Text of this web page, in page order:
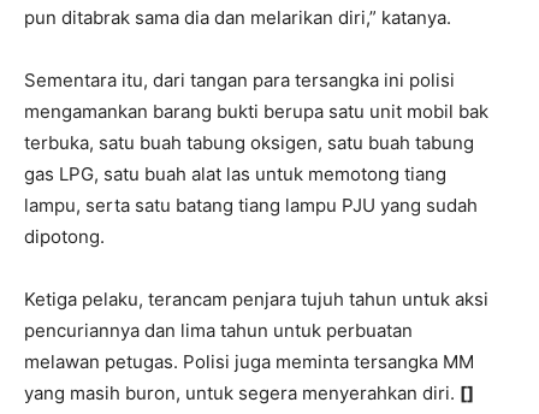
pun ditabrak sama dia dan melarikan diri,” katanya.
Sementara itu, dari tangan para tersangka ini polisi
mengamankan barang bukti berupa satu unit mobil bak
terbuka, satu buah tabung oksigen, satu buah tabung
gas LPG, satu buah alat las untuk memotong tiang
lampu, serta satu batang tiang lampu PJU yang sudah
dipotong.
Ketiga pelaku, terancam penjara tujuh tahun untuk aksi
pencuriannya dan lima tahun untuk perbuatan
melawan petugas. Polisi juga meminta tersangka MM
yang masih buron, untuk segera menyerahkan diri. []